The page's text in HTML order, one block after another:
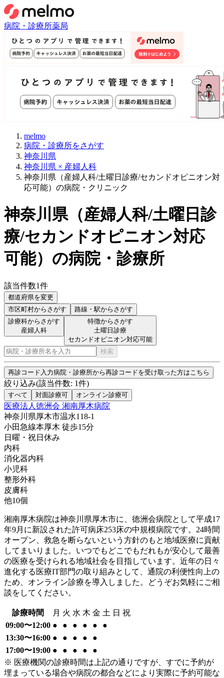
病院・診療所薬局
melmo
病院・診療所をさがす
神奈川県
神奈川県 × 産婦人科
神奈川県（産婦人科/土曜日診療/セカンドオピニオン対
応可能）の病院・クリニック
神奈川県（産婦人科/土曜日診
療/セカンドオピニオン対応
可能） の病院・診療所
該当件数1件
都道府県を変更
市区町村からさがす 路線・駅からさがす
診療科からさがす
産婦人科
特徴からさがす
土曜日診療
セカンドオピニオン対応可能
検索
再診コード入力病院・診療所から再診コードを受け取った方はこちら
絞り込み(該当件数: 1件)
すべて 対面診療可 オンライン診療可
医療法人徳洲会 湘南厚木病院
神奈川県厚木市温水118-1
小田急線本厚木 徒歩15分
日曜・祝日 休み
内科
消化器内科
小児科
整形外科
皮膚科
他10個
湘南厚木病院は神奈川県厚木市に、徳洲会病院として平成17
年9月に新設された許可病床253床の中規模病院です。24時間
オープン、救急を断らないという方針のもと地域医療に貢献
してまいりました。いつでもどこでもだれもが安心して最善
の医療を受けられる地域社会を目指しています。近年の日々
進化する医療IT部門の取り組みとして、通院の利便性向上の
ため、オンライン診療を導入しました。どうぞお気軽にご相
談をしてください。
診療時間 月 火 水 木 金 土 日 祝
09:00〜12:00 ● ● ● ● ●
●
13:30〜16:00 ● ● ● ●
●
17:00〜19:00 ● ● ● ●
●
※ 医療機関の診療時間は上記の通りですが、すでに予約が
埋まっている場合や病院の都合などにより実際に予約可能な